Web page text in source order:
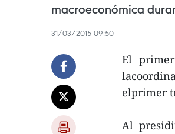
macroeconómica
31/03/2015 09:50
El
elprimer
Al